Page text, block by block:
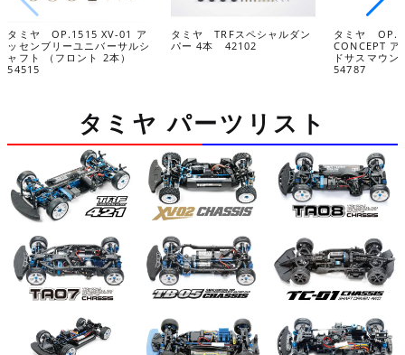
タミヤ OP.1515 XV-01 ア
ッセンブリーユニバーサルシ
ャフト （フロント 2本）
54515
タミヤ TRFスペシャルダン
パー 4本 42102
タミヤ
CONCEPT ア
ドサスマウ
54787
タミヤ パーツリスト